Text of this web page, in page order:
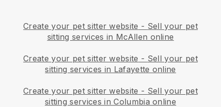
Create your pet sitter website - Sell your pet
sitting services in McAllen online
Create your pet sitter website - Sell your pet
sitting services in Lafayette online
Create your pet sitter website - Sell your pet
sitting services in Columbia online